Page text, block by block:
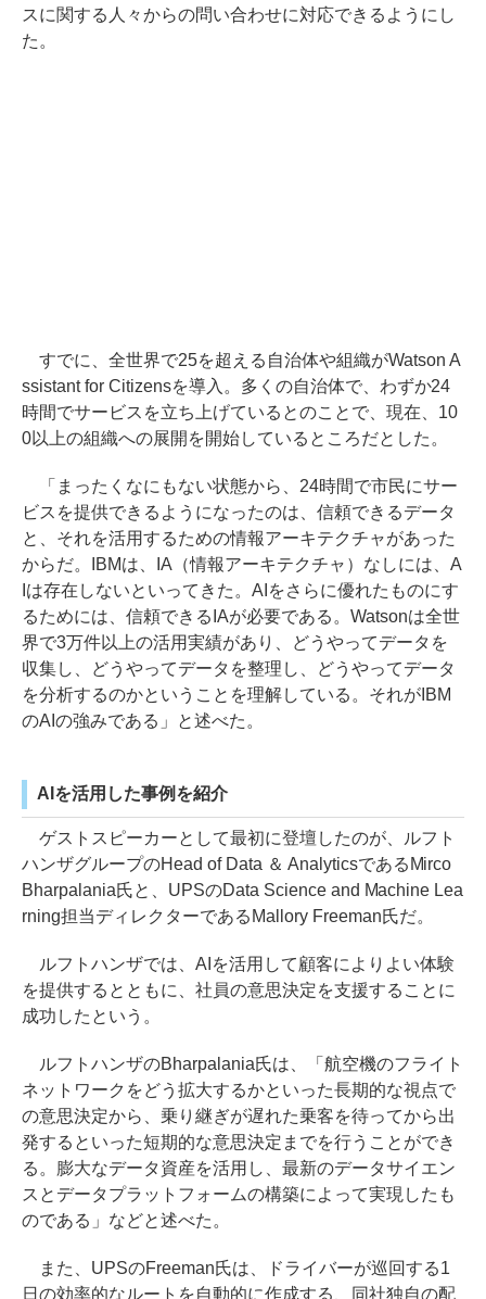
スに関する人々からの問い合わせに対応できるようにし
た。
すでに、全世界で25を超える自治体や組織がWatson A
ssistant for Citizensを導入。多くの自治体で、わずか24
時間でサービスを立ち上げているとのことで、現在、10
0以上の組織への展開を開始しているところだとした。
「まったくなにもない状態から、24時間で市民にサー
ビスを提供できるようになったのは、信頼できるデータ
と、それを活用するための情報アーキテクチャがあった
からだ。IBMは、IA（情報アーキテクチャ）なしには、A
Iは存在しないといってきた。AIをさらに優れたものにす
るためには、信頼できるIAが必要である。Watsonは全世
界で3万件以上の活用実績があり、どうやってデータを
収集し、どうやってデータを整理し、どうやってデータ
を分析するのかということを理解している。それがIBM
のAIの強みである」と述べた。
AIを活用した事例を紹介
ゲストスピーカーとして最初に登壇したのが、ルフト
ハンザグループのHead of Data ＆ AnalyticsであるMirco
Bharpalania氏と、UPSのData Science and Machine Lea
rning担当ディレクターであるMallory Freeman氏だ。
ルフトハンザでは、AIを活用して顧客によりよい体験
を提供するとともに、社員の意思決定を支援することに
成功したという。
ルフトハンザのBharpalania氏は、「航空機のフライト
ネットワークをどう拡大するかといった長期的な視点で
の意思決定から、乗り継ぎが遅れた乗客を待ってから出
発するといった短期的な意思決定までを行うことができ
る。膨大なデータ資産を活用し、最新のデータサイエン
スとデータプラットフォームの構築によって実現したも
のである」などと述べた。
また、UPSのFreeman氏は、ドライバーが巡回する1
日の効率的なルートを自動的に作成する、同社独自の配